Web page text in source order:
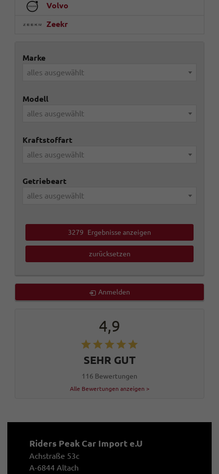
Volvo
Zeekr
Marke
alles ausgewählt
Modell
alles ausgewählt
Kraftstoffart
alles ausgewählt
Getriebeart
alles ausgewählt
3279 Ergebnisse anzeigen
zurücksetzen
Anmelden
4,9
SEHR GUT
116 Bewertungen
Alle Bewertungen anzeigen >
Riders Peak Car Import e.U
Achstraße 53c
A-6844 Altach